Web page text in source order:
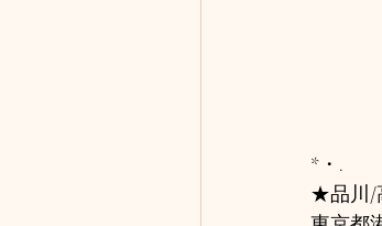
*・.
★品川/